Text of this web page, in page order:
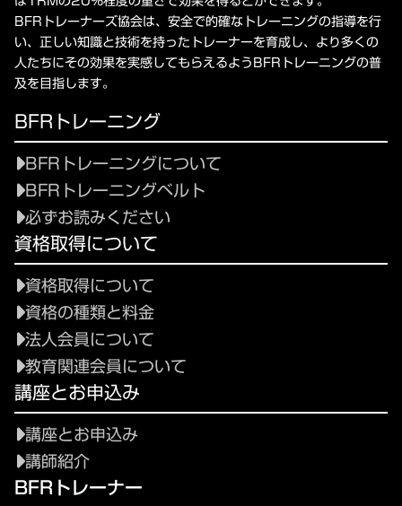
BFRトレーナーズ協会は、安全で的確なトレーニングの指導を行
い、正しい知識と技術を持ったトレーナーを育成し、より多くの
人たちにその効果を実感してもらえるようBFRトレーニングの普
及を目指します。
BFRトレーニング
BFRトレーニングについて
BFRトレーニングベルト
必ずお読みください
資格取得について
資格取得について
資格の種類と料金
法人会員について
教育関連会員について
講座とお申込み
講座とお申込み
講師紹介
BFRトレーナー